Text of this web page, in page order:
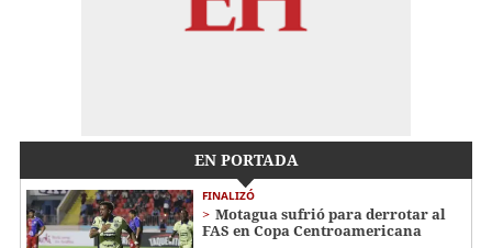
EN PORTADA
FINALIZÓ
Motagua sufrió para derrotar al
FAS en Copa Centroamericana